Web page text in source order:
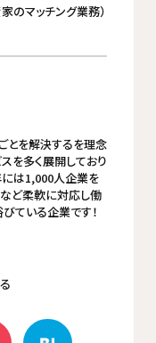
のマッチング業務）
とを解決するを理念
を多く展開しており
には1,000人企業を
など柔軟に対応し働
ている企業です！